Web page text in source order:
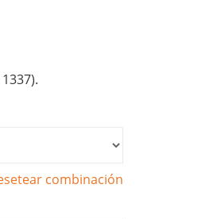
combinación